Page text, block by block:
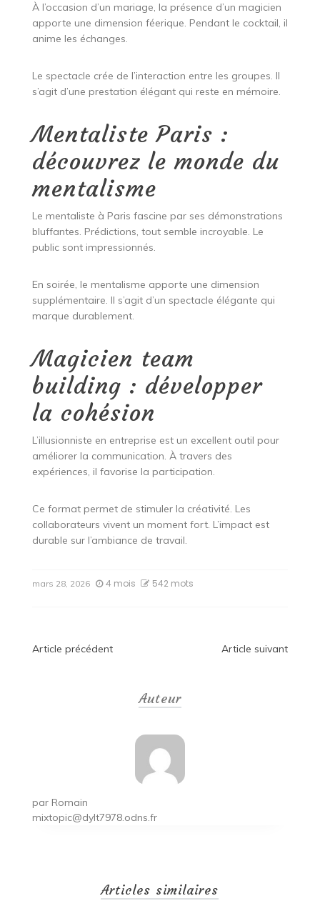
À l’occasion d’un mariage, la présence d’un magicien
apporte une dimension féerique. Pendant le cocktail, il
anime les échanges.
Le spectacle crée de l’interaction entre les groupes. Il
s’agit d’une prestation élégant qui reste en mémoire.
Mentaliste Paris :
découvrez le monde du
mentalisme
Le mentaliste à Paris fascine par ses démonstrations
bluffantes. Prédictions, tout semble incroyable. Le
public sont impressionnés.
En soirée, le mentalisme apporte une dimension
supplémentaire. Il s’agit d’un spectacle élégante qui
marque durablement.
Magicien team
building : développer
la cohésion
L’illusionniste en entreprise est un excellent outil pour
améliorer la communication. À travers des
expériences, il favorise la participation.
Ce format permet de stimuler la créativité. Les
collaborateurs vivent un moment fort. L’impact est
durable sur l’ambiance de travail.
mars 28, 2026 4 mois 542 mots
Navigation
Article précédent Article suivant
Auteur
par Romain
mixtopic@dylt7978.odns.fr
Articles similaires